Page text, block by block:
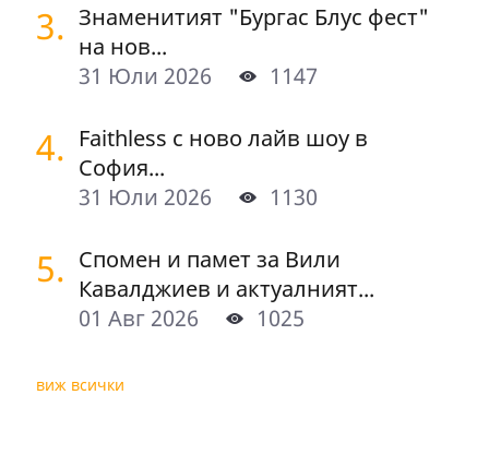
3. Знаменитият "Бургас Блус фест"
на нов...
31 Юли 2026
1147
4. Faithless с ново лайв шоу в
София...
31 Юли 2026
1130
5. Спомен и памет за Вили
Кавалджиев и актуалният...
01 Авг 2026
1025
виж всички